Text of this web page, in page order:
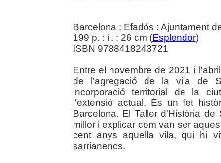
Barcelona : Efadós : Ajuntament
199 p. : il. ; 26 cm (Esplendor)
ISBN 9788418243721
Entre el novembre de 2021 i
de l'agregació de la vila de
incorporació territorial de la
l'extensió actual. És un fet
Barcelona. El Taller d'Història
millor i explicar com van ser
cent anys aquella vila, qui hi
sarrianencs.